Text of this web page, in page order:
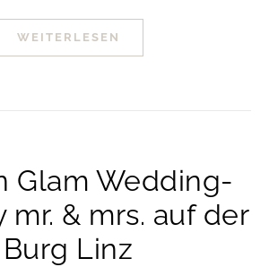
WEITERLESEN
Glam Wedding-
mr. & mrs. auf der
Burg Linz